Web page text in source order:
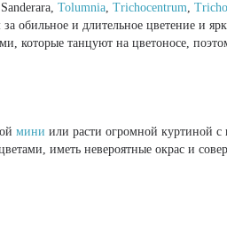
Tolumnia, Trichocentrum,
обильное и длительное цветение и
которые танцуют на цветоносе,
мини или расти огромной куртиной
иметь невероятные окрас и